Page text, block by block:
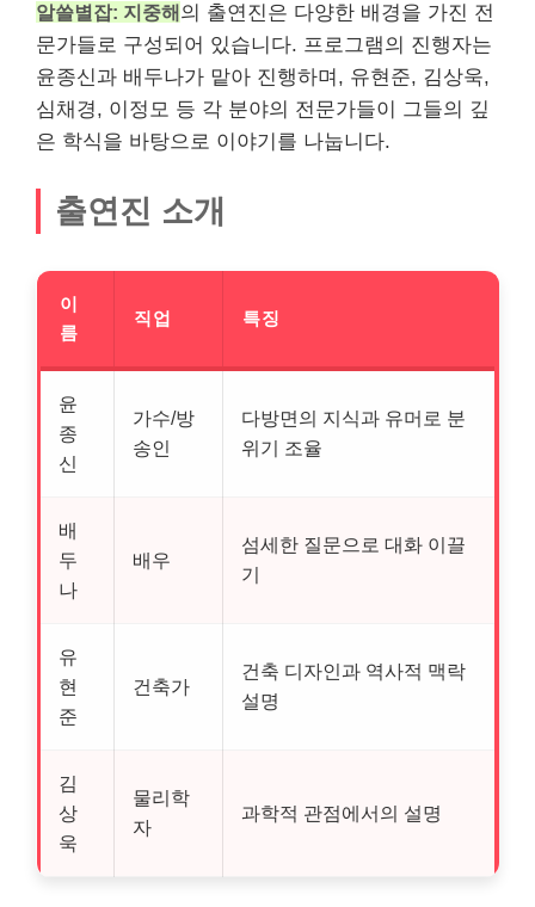
알쓸별잡: 지중해의 출연진은 다양한 배경을 가진 전
문가들로 구성되어 있습니다. 프로그램의 진행자는
윤종신과 배두나가 맡아 진행하며, 유현준, 김상욱,
심채경, 이정모 등 각 분야의 전문가들이 그들의 깊
은 학식을 바탕으로 이야기를 나눕니다.
출연진 소개
이
름
직업 특징
윤
종
신
가수/방
송인
다방면의 지식과 유머로 분
위기 조율
배
두
나
배우
섬세한 질문으로 대화 이끌
기
유
현
준
건축가
건축 디자인과 역사적 맥락
설명
김
상
욱
물리학
자
과학적 관점에서의 설명